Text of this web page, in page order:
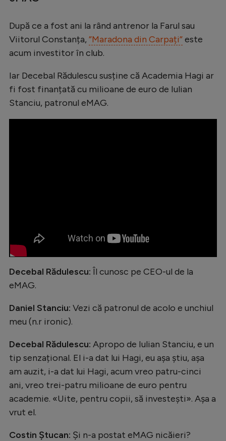
Tenis
Handbal
Natație
Formula 1
JO 2026
Intră în cont
Creează cont
După ce a fost ani la rând antrenor la Farul sau
Viitorul Constanța, ”Maradona din Carpați”este
acum investitor în club.
Iar Decebal Rădulescu susține că Academia Hagi ar
fi fost finanțată cu milioane de euro de Iulian
Stanciu, patronul eMAG.
Decebal Rădulescu: Îl cunosc pe CEO-ul de la
eMAG.
Daniel Stanciu: Vezi că patronul de acolo e unchiul
meu (n.r ironic).
Decebal Rădulescu: Apropo de Iulian Stanciu, e un
tip senzațional. El i-a dat lui Hagi, eu așa știu, așa
am auzit, i-a dat lui Hagi, acum vreo patru-cinci
ani, vreo trei-patru milioane de euro pentru
academie. «Uite, pentru copii, să investești». Așa a
vrut el.
Costin Ștucan: Și n-a postat eMAG nicăieri?